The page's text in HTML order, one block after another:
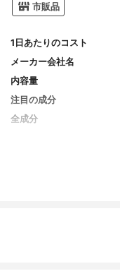
市販品
1日あたりのコスト
メーカー会社名
内容量
注目の成分
全成分